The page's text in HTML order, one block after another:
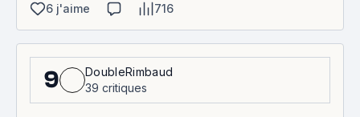
6 j'aime
716
9
DoubleRimbaud
39 critiques